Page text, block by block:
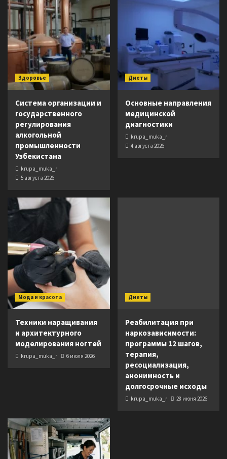
Здоровье
Система организации и
государственного
регулирования
алкогольной
промышленности
Узбекистана
krupa_muka_r
5 августа 2026
Диеты
Основные направления
медицинской
диагностики
krupa_muka_r
4 августа 2026
Мода и красота
Техники наращивания
и архитектурного
моделирования ногтей
krupa_muka_r 6 июля 2026
Диеты
Реабилитация при
наркозависимости:
программы 12 шагов,
терапия,
ресоциализация,
анонимность и
долгосрочные исходы
krupa_muka_r 28 июня 2026